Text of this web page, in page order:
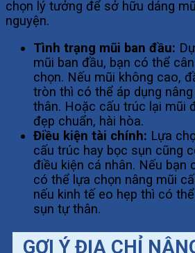
chọn lý tưởng để sở hữu dáng
nguyện.
Tình trạng mũi ban đầu:
mũi ban đầu, bạn có thể
chọn. Nếu mũi không cao,
tròn thì có thể áp dụng
thân. Hoặc cấu trúc lại mũi
đẹp chuẩn, hài hòa.
Điều kiện tài chính: Lựa
cấu trúc hay bọc sụn cũng
điều kiện cá nhân. Nếu bạn
có thể lựa chọn nâng mũi
nếu kinh tế eo hẹp thì có
sụn tự thân.
GỢI Ý ĐỊA CHỈ